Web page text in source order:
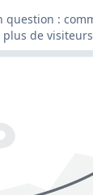
question :
de